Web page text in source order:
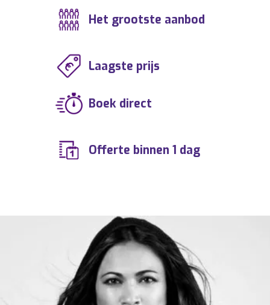
Het grootste aanbod
Laagste prijs
Boek direct
Offerte binnen 1 dag